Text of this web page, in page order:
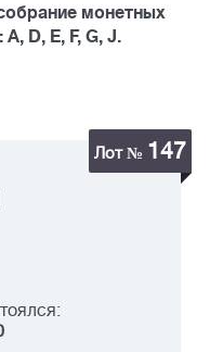
монетных
D, E, F, G, J.
Лот № 147